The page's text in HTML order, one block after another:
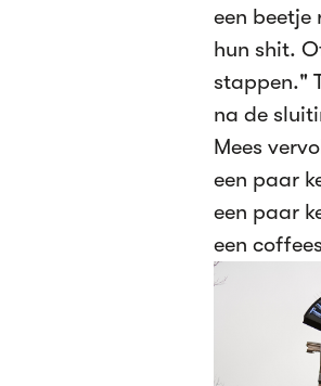
een beetje
hun shit.
stappen."
na de
Mees
een paar
een paar
een